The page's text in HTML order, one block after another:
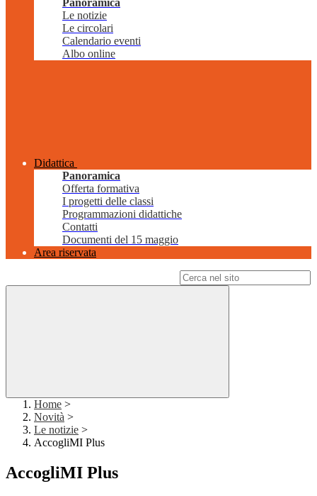
Panoramica
Le notizie
Le circolari
Calendario eventi
Albo online
Didattica
Panoramica
Offerta formativa
I progetti delle classi
Programmazioni didattiche
Contatti
Documenti del 15 maggio
Area riservata
Home >
Novità >
Le notizie >
AccogliMI Plus
AccogliMI Plus